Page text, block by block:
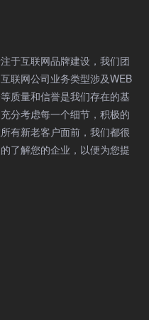
于互联网品牌建设，我们团
联网公司业务类型涉及WEB
质量和信誉是我们存在的基
分考虑每一个细节，积极的
有新老客户面前，我们都很
了解您的企业，以便为您提